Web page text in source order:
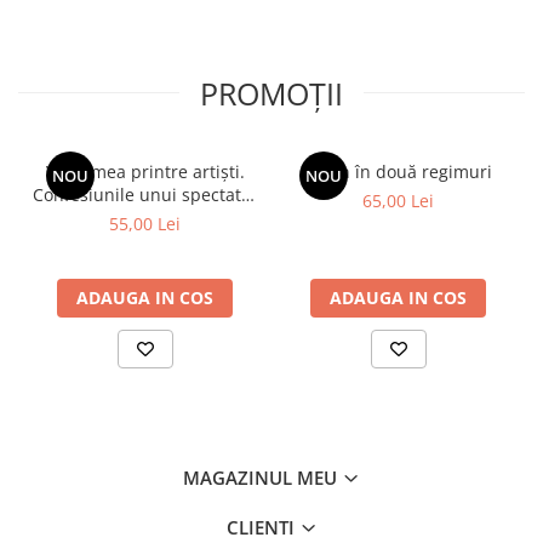
PROMOȚII
NOU
Viața mea printre artiști.
Confesiunile unui spectator
fidel
55,00 Lei
ADAUGA IN COS
NOU
Spion în două regimuri
65,00 Lei
ADAUGA IN COS
MAGAZINUL MEU
CLIENTI